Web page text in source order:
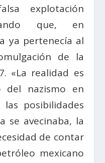
explotación
que, en
ya pertenecía al
de la
«La realidad es
del nazismo en
posibilidades
se avecinaba, la
de contar
mexicano